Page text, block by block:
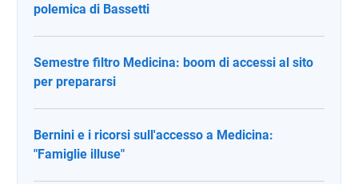
polemica di Bassetti
Semestre filtro Medicina: boom di accessi al sito
per prepararsi
Bernini e i ricorsi sull'accesso a Medicina:
"Famiglie illuse"